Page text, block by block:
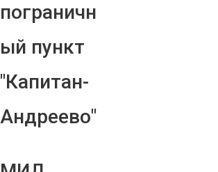
пограничн
ый пункт
"Капитан-
Андреево"